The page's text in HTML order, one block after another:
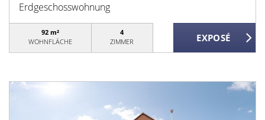
Erdgeschosswohnung
92 m²
WOHNFLÄCHE
4
ZIMMER